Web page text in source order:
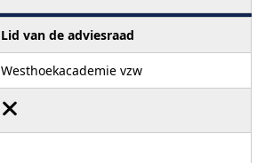
Lid van de adviesraad
Westhoekacademie vzw